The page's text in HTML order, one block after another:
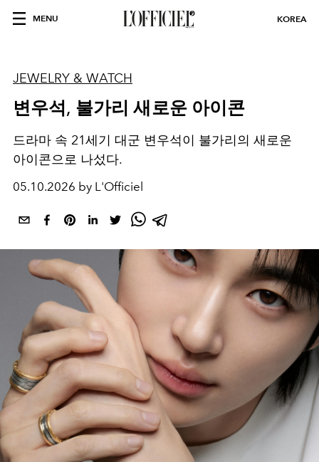
MENU KOREA
JEWELRY & WATCH
변우석, 불가리 새로운 아이콘
드라마 속 21세기 대군 변우석이 불가리의 새로운
아이콘으로 나섰다.
05.10.2026 by L'Officiel